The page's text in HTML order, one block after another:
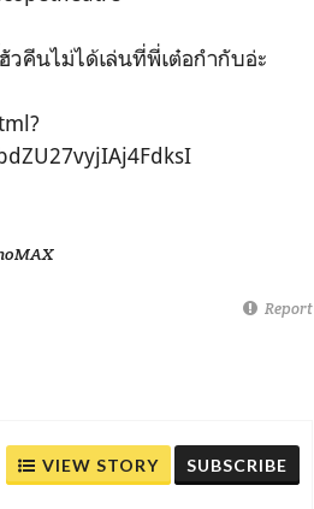
วคีนไม่ได้เล่นที่พี่เต๋อกำกับอ่ะ
Report
VIEW STORY SUBSCRIBE